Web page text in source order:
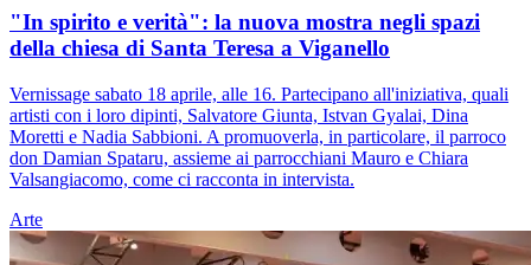
"In spirito e verità": la nuova mostra negli spazi
della chiesa di Santa Teresa a Viganello
Vernissage sabato 18 aprile, alle 16. Partecipano all'iniziativa, quali
artisti con i loro dipinti, Salvatore Giunta, Istvan Gyalai, Dina
Moretti e Nadia Sabbioni. A promuoverla, in particolare, il parroco
don Damian Spataru, assieme ai parrocchiani Mauro e Chiara
Valsangiacomo, come ci racconta in intervista.
Arte